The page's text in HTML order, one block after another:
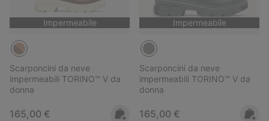
Impermeabile
Scarponcini da neve
impermeabili TORINO™ V da
donna
Regular price:
165,00 €
Impermeabile
Scarponcini da neve
impermeabili TORINO™ V da
donna
Regular price:
165,00 €